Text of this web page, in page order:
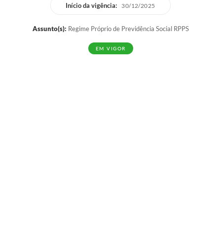
Início da vigência: 30/12/2025
Assunto(s): Regime Próprio de Previdência Social RPPS
EM VIGOR